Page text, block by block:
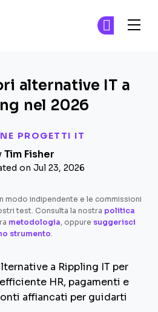
PROGETTI IT
alternative IT a
nel 2026
Tim Fisher
on Jul 23, 2026
modo indipendente e le commissioni
test. Consulta la nostra politica
metodologia, oppure suggerisci
strumento.
a Rippling IT per
HR, pagamenti e
affiancati per guidarti